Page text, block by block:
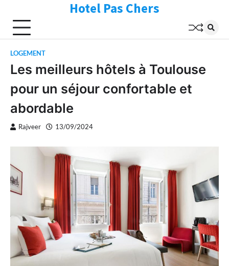
content
Hotel Pas Chers
LOGEMENT
Les meilleurs hôtels à Toulouse
pour un séjour confortable et
abordable
Rajveer 13/09/2024